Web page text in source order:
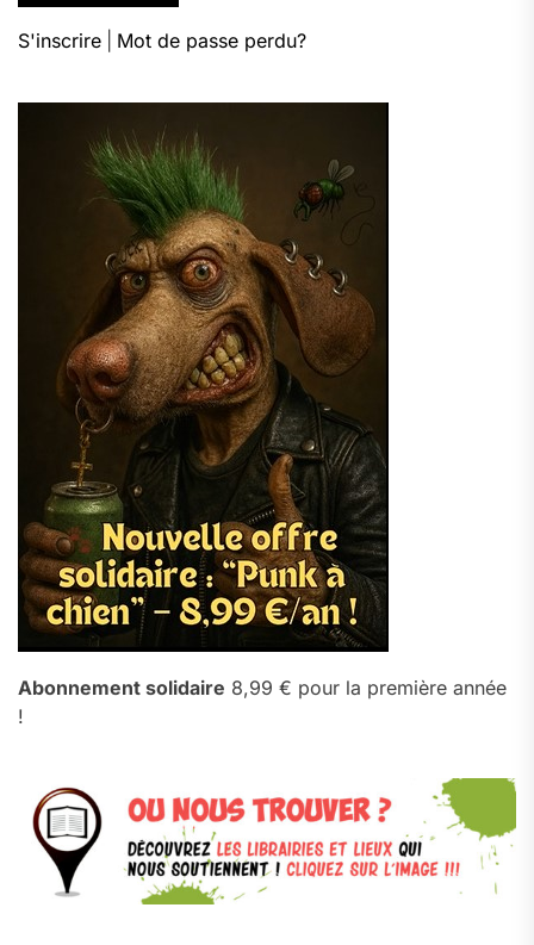
S'inscrire Mot de passe perdu?
Abonnement solidaire 8,99 € pour la première année
!